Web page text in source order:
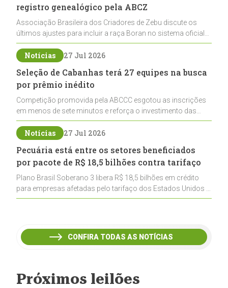
registro genealógico pela ABCZ
Associação Brasileira dos Criadores de Zebu discute os
últimos ajustes para incluir a raça Boran no sistema oficial
de registros, abrindo caminho para sua expansão na
pecuária nacional
Notícias 27 Jul 2026
Seleção de Cabanhas terá 27 equipes na busca
por prêmio inédito
Competição promovida pela ABCCC esgotou as inscrições
em menos de sete minutos e reforça o investimento das
cabanhas na seleção genética de Cavalos Crioulos voltados
ao laço
Notícias 27 Jul 2026
Pecuária está entre os setores beneficiados
por pacote de R$ 18,5 bilhões contra tarifaço
Plano Brasil Soberano 3 libera R$ 18,5 bilhões em crédito
para empresas afetadas pelo tarifaço dos Estados Unidos e
inclui a pecuária entre os setores estratégicos
CONFIRA TODAS AS NOTÍCIAS
Próximos leilões